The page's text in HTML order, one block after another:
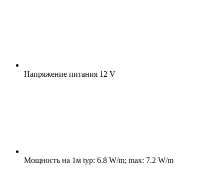
Напряжение питания 12 V
Мощность на 1м typ: 6.8 W/m; max: 7.2 W/m